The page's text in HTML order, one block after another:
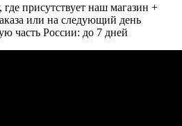
где присутствует наш магазин +
или на следующий день
часть России: до 7 дней